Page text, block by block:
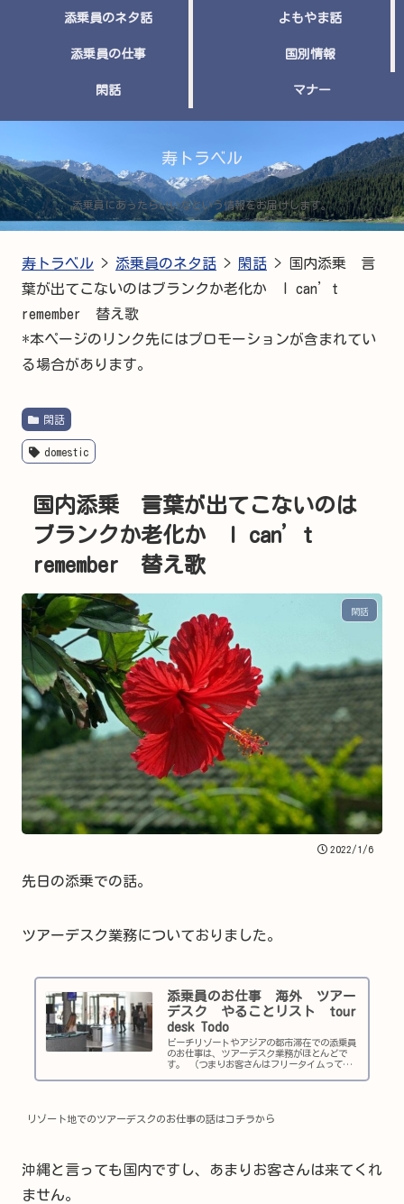
寿トラベル
添乗員にあったらいいなという情報をお届けします。
添乗員のネタ話 よもやま話
添乗員の仕事 国別情報
閑話 マナー
寿トラベル > 添乗員のネタ話 > 閑話 >
国内添乗 言
葉が出てこないのはブランクか老化か I can’t
remember 替え歌
*本ページのリンク先にはプロモーションが含まれてい
る場合があります。
閑話
domestic
国内添乗 言葉が出てこないのは
ブランクか老化か I can’t
remember 替え歌
閑話
2022/1/6
先日の添乗での話。
ツアーデスク業務についておりました。
添乗員のお仕事 海外 ツアー
デスク やることリスト tour
desk Todo
ビーチリゾートやアジアの都市滞在での添乗員
のお仕事は、ツアーデスク業務がほとんどで
す。 （つまりお客さんはフリータイムってこ
ってるしかあ ...
リゾート地でのツアーデスクのお仕事の話はコチラから
沖縄と言っても国内ですし、あまりお客さんは来てくれ
ません。